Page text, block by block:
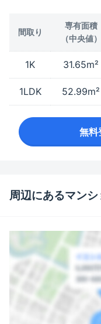
間取り
専有面積
（中央値）
1K 31.65m²
1LDK 52.99m²
無料
周辺にあるマンシ